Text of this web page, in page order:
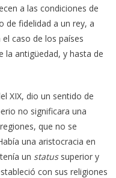
a las condiciones de
de fidelidad a un rey, a
caso de los países
la antigüedad, y hasta de
XIX, dio un sentido de
no significara una
que no se
una aristocracia en
un statussuperior y
con sus religiones